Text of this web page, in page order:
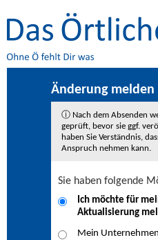
Änderung melden
ⓘ Nach dem Absenden
geprüft, bevor sie ggf.
haben Sie Verständnis,
Anspruch nehmen kann.
Sie haben folgende
Ich möchte für
Aktualisierung
Mein Unternehmen